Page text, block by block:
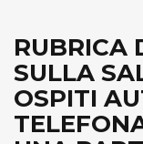
RUBRICA
SULLA
OSPITI